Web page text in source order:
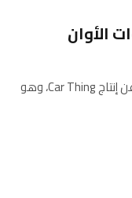
الأوان
في شهر مايو، أعلنت Spotify أنها ستتوقف عن إنتاج Car Thing، وهو